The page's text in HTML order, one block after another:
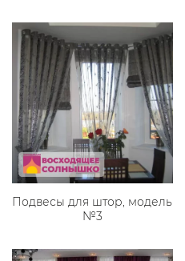
Подвесы для штор, модель
№3